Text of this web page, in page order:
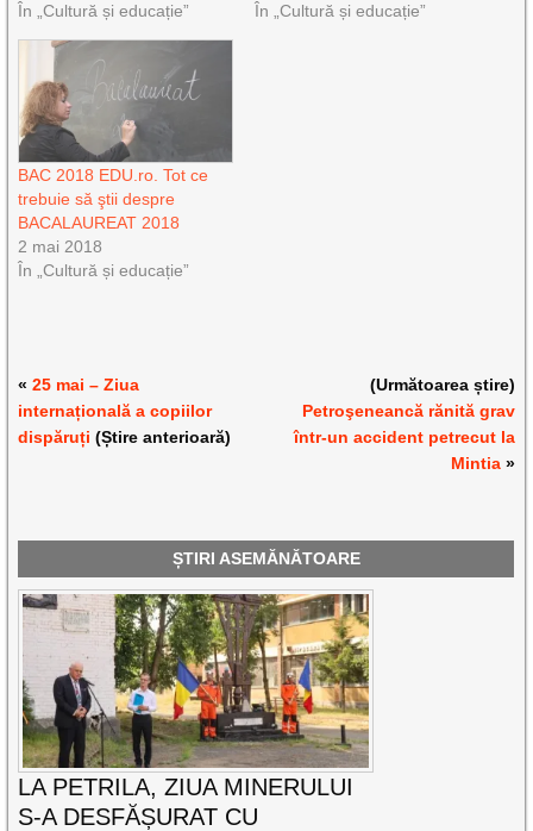
În „Cultură și educație”
În „Cultură și educație”
BAC 2018 EDU.ro. Tot ce
trebuie să ştii despre
BACALAUREAT 2018
2 mai 2018
În „Cultură și educație”
«25 mai – Ziua
internațională a copiilor
dispăruți (Știre anterioară)
(Următoarea știre)
Petroşeneancă rănită grav
într-un accident petrecut la
Mintia»
ȘTIRI ASEMĂNĂTOARE
LA PETRILA, ZIUA MINERULUI
S-A DESFĂȘURAT CU